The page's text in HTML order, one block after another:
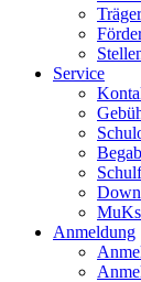
Träger
Service
Anmeldung